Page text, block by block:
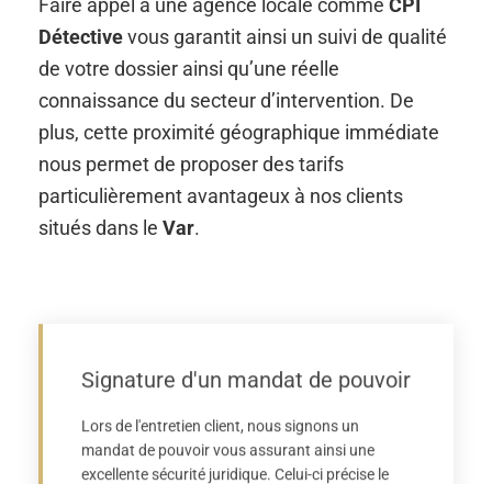
Détectivevous garantit ainsi un suivi de qualité
de votre dossier ainsi qu’une réelle
connaissance du secteur d’intervention. De
plus, cette proximité géographique immédiate
nous permet de proposer des tarifs
particulièrement avantageux à nos clients
situés dans le Var.
Signature d'un mandat de pouvoir
Lors de l'entretien client, nous signons un
mandat de pouvoir vous assurant ainsi une
excellente sécurité juridique. Celui-ci précise le